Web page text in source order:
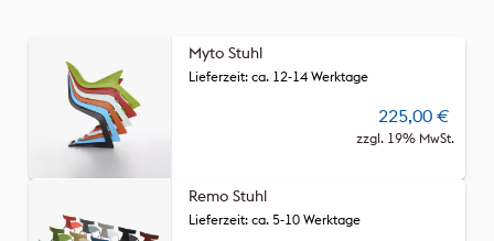
Myto Stuhl
Lieferzeit: ca. 12-14 Werktage
225,00 €
zzgl. 19% MwSt.
Remo Stuhl
Lieferzeit: ca. 5-10 Werktage